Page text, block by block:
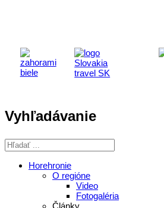
Vyhľadávanie
Horehronie
O regióne
Video
Fotogaléria
Články